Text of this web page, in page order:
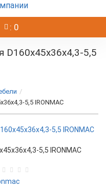
: 0
D160х45х36х4,3-5,5
5,5 IRONMAC
5,5 IRONMAC